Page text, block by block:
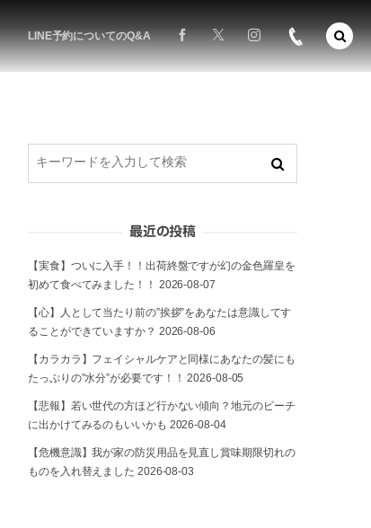
LINE予約についてのQ&A
最近の投稿
【実食】ついに入手！！出荷終盤ですが幻の金色羅皇を
初めて食べてみました！！ 2026-08-07
【心】人として当たり前の”挨拶”をあなたは意識してす
ることができていますか？ 2026-08-06
【カラカラ】フェイシャルケアと同様にあなたの髪にも
たっぷりの”水分”が必要です！！ 2026-08-05
【悲報】若い世代の方ほど行かない傾向？地元のビーチ
に出かけてみるのもいいかも 2026-08-04
【危機意識】我が家の防災用品を見直し賞味期限切れの
ものを入れ替えました 2026-08-03